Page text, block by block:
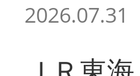
2026.07.31